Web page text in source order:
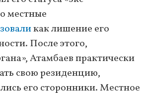
местные
как лишение его
После этого,
Атамбаев практически
свою резиденцию,
его сторонники. Местное